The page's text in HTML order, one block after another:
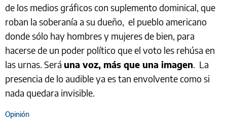
de los medios gráficos con suplemento dominical, que
roban la soberanía a su dueño, el pueblo americano
donde sólo hay hombres y mujeres de bien, para
hacerse de un poder político que el voto les rehúsa en
las urnas. Será una voz, más que una imagen. La
presencia de lo audible ya es tan envolvente como si
nada quedara invisible.
Opinión